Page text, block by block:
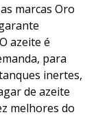
marcas Oro
azeite é
para
inertes,
de azeite
melhores do